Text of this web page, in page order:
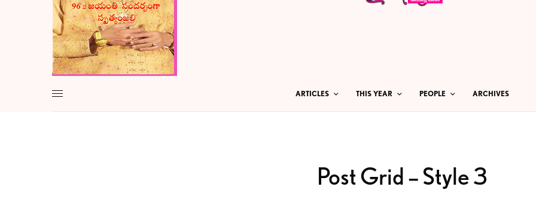
ARTICLES THIS YEAR PEOPLE ARCHIVES
Post Grid – Style 3